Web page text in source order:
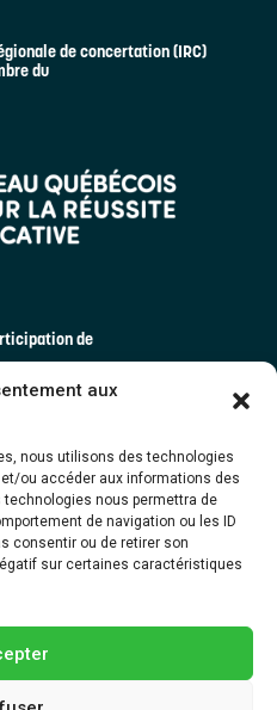
aux
nous utilisons des technologies
ou accéder aux informations des
nous permettra de
de navigation ou les ID
consentir ou de retirer son
sur certaines caractéristiques
de concertation (IRC)
du
de